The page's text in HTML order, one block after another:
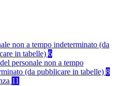
non a tempo indeterminato (da
in tabelle) 6
personale non a tempo
(da pubblicare in tabelle) 8
11